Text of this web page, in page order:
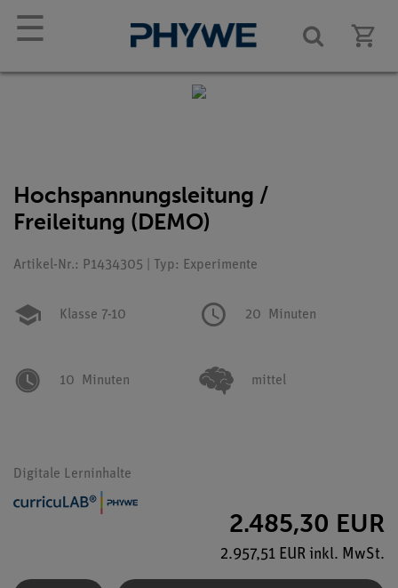
☰
Hochspannungsleitung /
Freileitung (DEMO)
Artikel-Nr.: P1434305 | Typ: Experimente
Klasse 7-10 20 Minuten
10 Minuten mittel
Digitale Lerninhalte
2.485,30 EUR
2.957,51 EUR inkl. MwSt.